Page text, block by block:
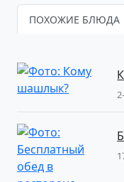
ПОХОЖИЕ БЛЮДА